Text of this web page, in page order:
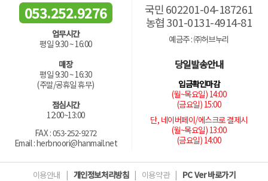
053.252.9276
업무시간
평일 9:30 ~ 16:00
매장
평일 9:30 ~ 16:30
(주말/공휴일 휴무)
점심시간
12:00~13:00
FAX : 053-252-9272
Email : herbnoori@hanmail.net
국민 602201-04-187261
농협 301-0131-4914-81
예금주 : ㈜허브누리
당일발송안내
입금확인마감
(월~목요일) 14:00
(금요일) 15:00
단, 네이버페이/에스크로 결제시
(월~목요일) 13:00
(금요일) 14:00
이용안내 | 개인정보처리방침 | 이용약관 | PC Ver 바로가기